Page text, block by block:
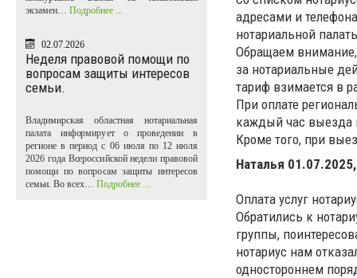
экзамен… Подробнее ...
02.07.2026
Неделя правовой помощи по
вопросам защиты интересов
семьи.
Владимирская областная нотариальная
палата информирует о проведении в
регионе в период с 06 июля по 12 июля
2026 года Всероссийской недели правовой
помощи по вопросам защиты интересов
семьи. Во всех… Подробнее ...
адресами и
нотариальной
Обращаем внимание,
за нотариальные
тариф взимается в
При оплате
каждый час выезда
Кроме того, при
Наталья
Оплата услуг
Обратились к
группы,
нотариус нам
одностороннем